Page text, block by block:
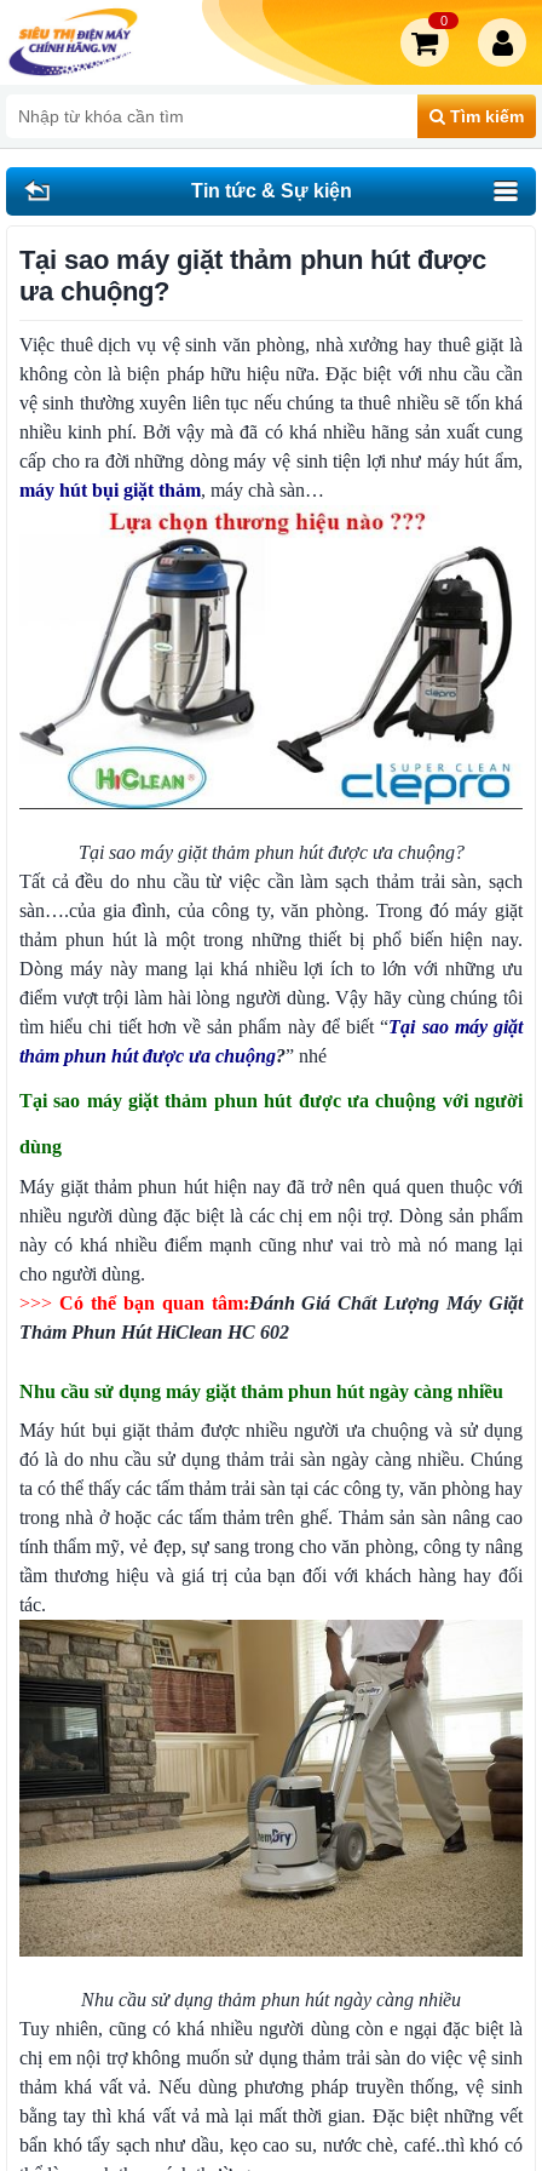
Tìm kiếm
0
Tin tức & Sự kiện
Tại sao máy giặt thảm phun hút được
ưa chuộng?
Việc thuê dịch vụ vệ sinh văn phòng, nhà xưởng hay thuê giặt là
không còn là biện pháp hữu hiệu nữa. Đặc biệt với nhu cầu cần
vệ sinh thường xuyên liên tục nếu chúng ta thuê nhiều sẽ tốn khá
nhiều kinh phí. Bởi vậy mà đã có khá nhiều hãng sản xuất cung
cấp cho ra đời những dòng máy vệ sinh tiện lợi như máy hút ẩm,
máy hút bụi giặt thảm, máy chà sàn…
Tại sao máy giặt thảm phun hút được ưa chuộng?
Tất cả đều do nhu cầu từ việc cần làm sạch thảm trải sàn, sạch
sàn….của gia đình, của công ty, văn phòng. Trong đó máy giặt
thảm phun hút là một trong những thiết bị phổ biến hiện nay.
Dòng máy này mang lại khá nhiều lợi ích to lớn với những ưu
điểm vượt trội làm hài lòng người dùng. Vậy hãy cùng chúng tôi
tìm hiểu chi tiết hơn về sản phẩm này để biết “Tại sao máy giặt
thảm phun hút được ưa chuộng?” nhé
Tại sao máy giặt thảm phun hút được ưa chuộng với người
dùng
Máy giặt thảm phun hút hiện nay đã trở nên quá quen thuộc với
nhiều người dùng đặc biệt là các chị em nội trợ. Dòng sản phẩm
này có khá nhiều điểm mạnh cũng như vai trò mà nó mang lại
cho người dùng.
>>> Có thể bạn quan tâm:Đánh Giá Chất Lượng Máy Giặt
Thảm Phun Hút HiClean HC 602
Nhu cầu sử dụng máy giặt thảm phun hút ngày càng nhiều
Máy hút bụi giặt thảm được nhiều người ưa chuộng và sử dụng
đó là do nhu cầu sử dụng thảm trải sàn ngày càng nhiều. Chúng
ta có thể thấy các tấm thảm trải sàn tại các công ty, văn phòng hay
trong nhà ở hoặc các tấm thảm trên ghế. Thảm sản sàn nâng cao
tính thẩm mỹ, vẻ đẹp, sự sang trong cho văn phòng, công ty nâng
tầm thương hiệu và giá trị của bạn đối với khách hàng hay đối
tác.
Nhu cầu sử dụng thảm phun hút ngày càng nhiều
Tuy nhiên, cũng có khá nhiều người dùng còn e ngại đặc biệt là
chị em nội trợ không muốn sử dụng thảm trải sàn do việc vệ sinh
thảm khá vất vả. Nếu dùng phương pháp truyền thống, vệ sinh
bằng tay thì khá vất vả mà lại mất thời gian. Đặc biệt những vết
bẩn khó tẩy sạch như dầu, kẹo cao su, nước chè, café..thì khó có